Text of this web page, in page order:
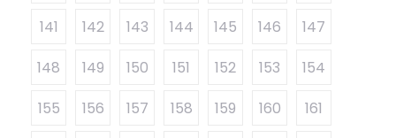
141
142 143 144 145 146
147
148
149 150 151 152 153
154
155
156 157 158 159 160
161